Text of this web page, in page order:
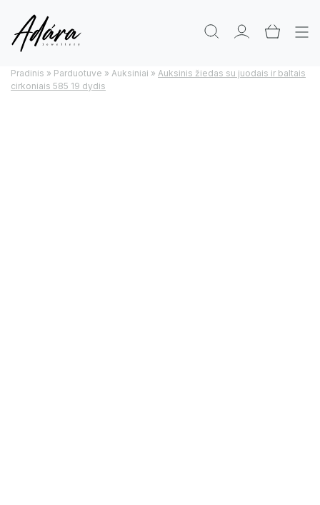
Pradinis » Parduotuve » Auksiniai » Auksinis žiedas su juodais ir baltais
cirkoniais 585 19 dydis